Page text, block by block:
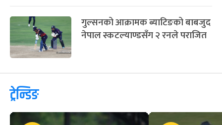
गुल्सनको आक्रामक ब्याटिङको बाबजुद
नेपाल स्कटल्याण्डसँग २ रनले पराजित
ट्रेन्डिङ